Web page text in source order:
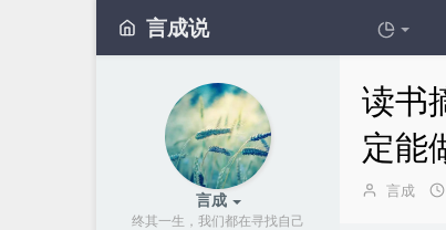
言成说
言成
终其一生，我们都在寻找自己
读书
定能
博
言成